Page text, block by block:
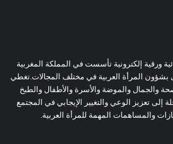
ورقية إلكترونية تأسست في المملكة المغربية
عام 2012، تعنى بشؤون المرأة العربية في مختلف المجالات.تغطي
والجمال والموضة والأسرة والأطفال والطبخ
إلى تعزيز الوعي والتغيير الإيجابي في المجتمع
والمساهمات المهمة للمرأة العربية.